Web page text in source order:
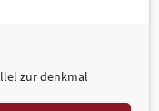
zur denkmal